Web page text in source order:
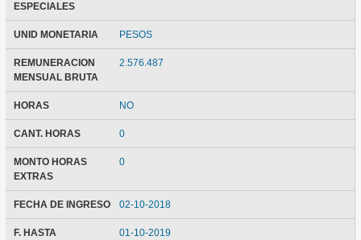
ESPECIALES
UNID MONETARIA PESOS
REMUNERACION
MENSUAL BRUTA
2.576.487
HORAS NO
CANT. HORAS 0
MONTO HORAS
EXTRAS
0
FECHA DE INGRESO 02-10-2018
F. HASTA 01-10-2019